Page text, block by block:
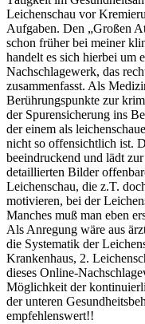
Leichenschau vor
Aufgaben. Den „Großen
schon früher bei meiner
handelt es sich hierbei um
Nachschlagewerk, das
zusammenfasst. Als
Berührungspunkte zur
der Spurensicherung ins
der einem als
nicht so offensichtlich ist.
beeindruckend und lädt
detaillierten Bilder
Leichenschau, die z.T.
motivieren, bei der
Manches muß man eben
Als Anregung wäre aus
die Systematik der
Krankenhaus, 2.
dieses Online-
Möglichkeit der
der unteren
empfehlenswert!!